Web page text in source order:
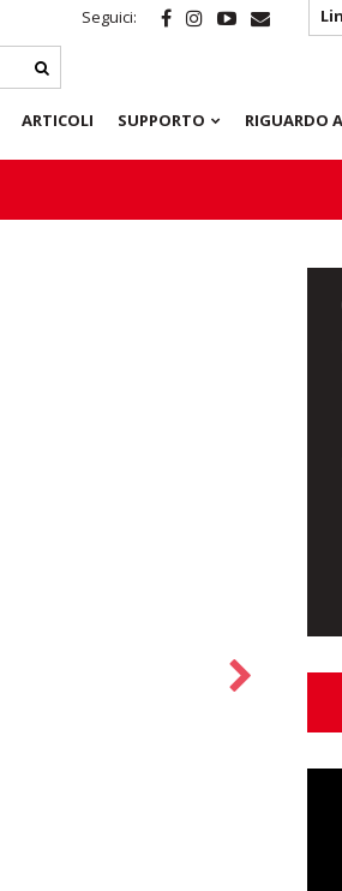
Seguici:
ARTICOLI SUPPORTO RIGUARDO